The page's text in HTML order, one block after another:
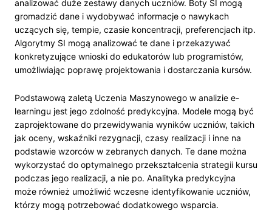
analizować duże zestawy danych uczniów. Boty SI mogą
gromadzić dane i wydobywać informacje o nawykach
uczących się, tempie, czasie koncentracji, preferencjach itp.
Algorytmy SI mogą analizować te dane i przekazywać
konkretyzujące wnioski do edukatorów lub programistów,
umożliwiając poprawę projektowania i dostarczania kursów.
Podstawową zaletą Uczenia Maszynowego w analizie e-
learningu jest jego zdolność predykcyjna. Modele mogą być
zaprojektowane do przewidywania wyników uczniów, takich
jak oceny, wskaźniki rezygnacji, czasy realizacji i inne na
podstawie wzorców w zebranych danych. Te dane można
wykorzystać do optymalnego przekształcenia strategii kursu
podczas jego realizacji, a nie po. Analityka predykcyjna
może również umożliwić wczesne identyfikowanie uczniów,
którzy mogą potrzebować dodatkowego wsparcia.